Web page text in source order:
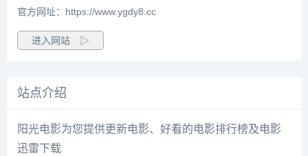
官方网址：https://www.ygdy8.cc
进入网站 ▷
站点介绍
阳光电影为您提供更新电影、好看的电影排行榜及电影
迅雷下载